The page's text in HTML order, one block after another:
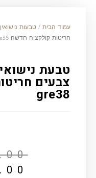
עמוד הבית / טבעות נישואין
חריטות קולקציה חדשה gre38
צבעים
gre38